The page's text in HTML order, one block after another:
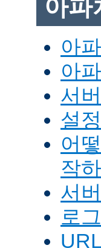
아파
아
아
서
설
어
작
서
로